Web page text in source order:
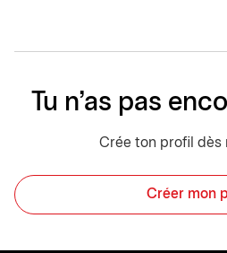
Tu n'as pas
Crée ton profil dès
Créer mon